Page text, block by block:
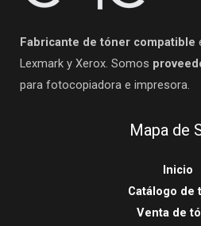
Fabricante de tóner compatible
Lexmark y Xerox. Somos
para fotocopiadora e impresora.
Mapa de
Inicio
Catálogo de
Venta de